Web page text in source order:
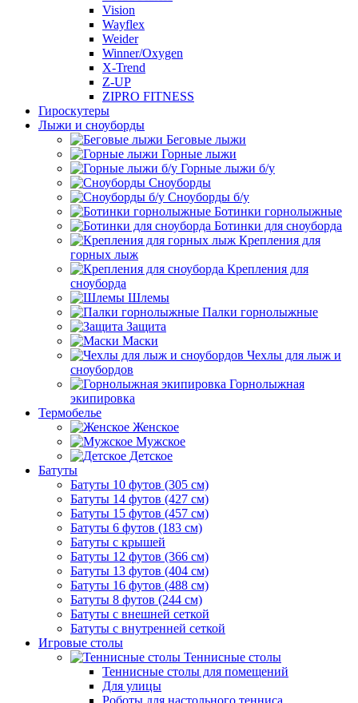
Vision
Wayflex
Weider
Winner/Oxygen
X-Trend
Z-UP
ZIPRO FITNESS
Гироскутеры
Лыжи и сноуборды
Беговые лыжи
Горные лыжи
Горные лыжи б/у
Сноуборды
Сноуборды б/у
Ботинки горнолыжные
Ботинки для сноуборда
Крепления для
горных лыж
Крепления для
сноуборда
Шлемы
Палки горнолыжные
Защита
Маски
Чехлы для лыж и
сноубордов
Горнолыжная
экипировка
Термобелье
Женское
Мужское
Детское
Батуты
Батуты 10 футов (305 см)
Батуты 14 футов (427 см)
Батуты 15 футов (457 см)
Батуты 6 футов (183 см)
Батуты с крышей
Батуты 12 футов (366 см)
Батуты 13 футов (404 см)
Батуты 16 футов (488 см)
Батуты 8 футов (244 см)
Батуты с внешней сеткой
Батуты с внутренней сеткой
Игровые столы
Теннисные столы
Теннисные столы для помещений
Для улицы
Роботы для настольного тенниса